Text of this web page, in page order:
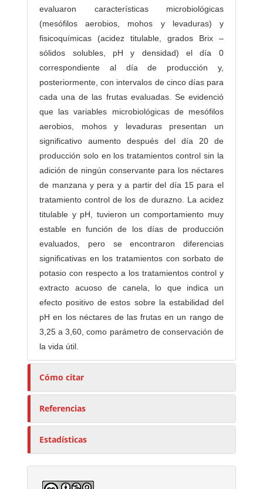
evaluaron características microbiológicas
(mesófilos aerobios, mohos y levaduras) y
fisicoquímicas (acidez titulable, grados Brix –
sólidos solubles, pH y densidad) el día 0
correspondiente al día de producción y,
posteriormente, con intervalos de cinco días para
cada una de las frutas evaluadas. Se evidenció
que las variables microbiológicas de mesófilos
aerobios, mohos y levaduras presentan un
significativo aumento después del día 20 de
producción solo en los tratamientos control sin la
adición de ningún conservante para los néctares
de manzana y pera y a partir del día 15 para el
tratamiento control de los de durazno. La acidez
titulable y pH, tuvieron un comportamiento muy
estable en función de los días de producción
evaluados, pero se encontraron diferencias
significativas en los tratamientos con sorbato de
potasio con respecto a los tratamientos control y
extracto acuoso de canela, lo que indica un
efecto positivo de estos sobre la estabilidad del
pH en los néctares de las frutas en un rango de
3,25 a 3,60, como parámetro de conservación de
la vida útil.
Cómo citar
Referencias
Estadísticas